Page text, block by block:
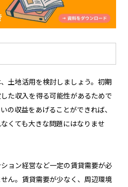
土地活用を検討しましょう。初期
た収入を得る可能性があるためで
の収益をあげることができれば、
くても大きな問題にはなりませ
ョン経営など一定の賃貸需要が必
ん。賃貸需要が少なく、周辺環境